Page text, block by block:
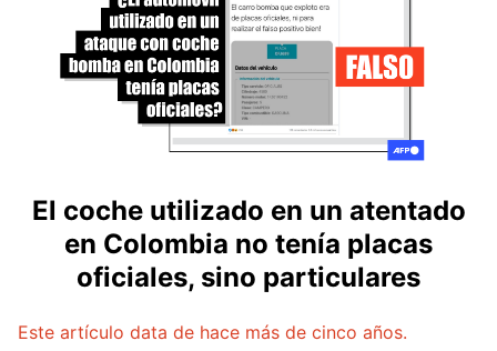
El coche utilizado en un atentado
en Colombia no tenía placas
oficiales, sino particulares
Este artículo data de hace más de cinco años.